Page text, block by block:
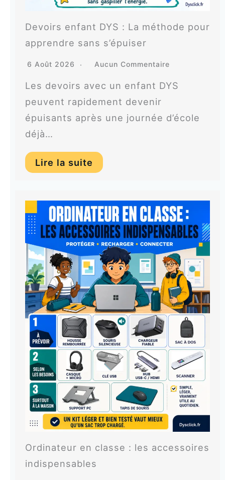
Devoirs enfant DYS : La méthode pour
apprendre sans s’épuiser
6 Août 2026 Aucun Commentaire
Les devoirs avec un enfant DYS
peuvent rapidement devenir
épuisants après une journée d’école
déjà…
Lire la suite
Ordinateur en classe : les accessoires
indispensables